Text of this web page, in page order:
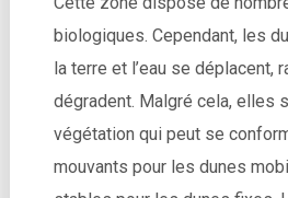
biologiques. Cependant, les
la terre et l’eau se déplacent,
dégradent. Malgré cela, elles
végétation qui peut se
mouvants pour les dunes